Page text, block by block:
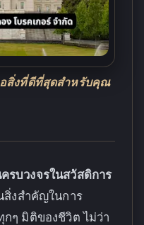
อสิ่งที่ดีที่สุดสำหรับคุณ
รบวงจรในสวัสดิการ
สิ่งสำคัญในการ
ๆ มิติของชีวิต ไม่ว่า